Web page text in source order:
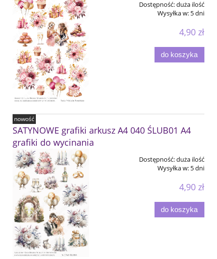
Dostępność:duża ilość
Wysyłka w: 5 dni
4,90 zł
do koszyka
SATYNOWE grafiki arkusz A4 040 ŚLUB01 A4
grafiki do wycinania
Dostępność:duża ilość
Wysyłka w: 5 dni
4,90 zł
do koszyka
nowość